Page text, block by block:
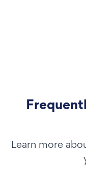
Learn more